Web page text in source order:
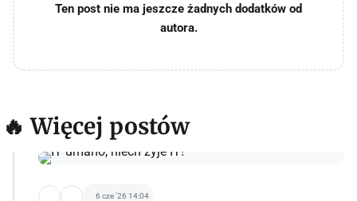
Ten post nie ma jeszcze żadnych dodatków od
autora.
🔥 Więcej postów
6 cze '26 14:04